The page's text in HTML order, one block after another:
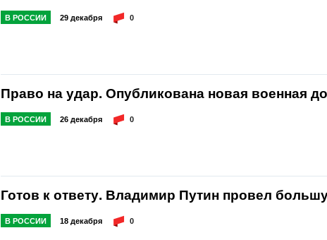
В РОССИИ 29 декабря 0
Право на удар. Опубликована новая военная
В РОССИИ 26 декабря 0
Готов к ответу. Владимир Путин провел
В РОССИИ 18 декабря 0